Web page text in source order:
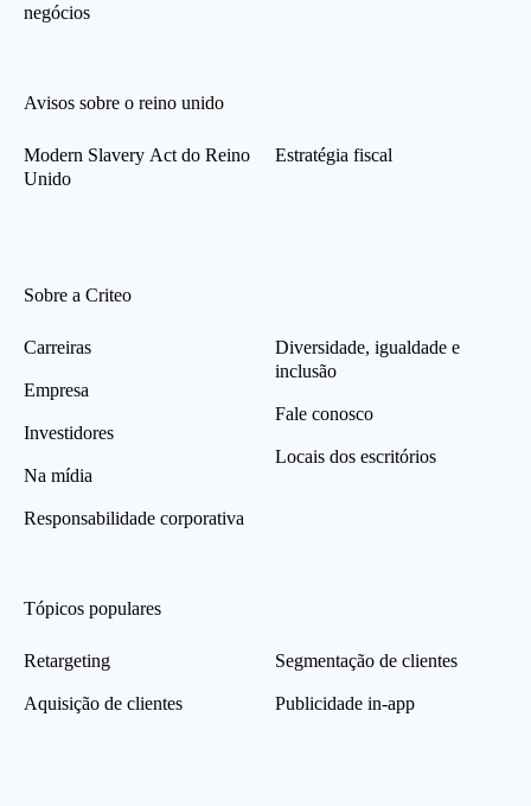
negócios
Avisos sobre o reino unido
Modern Slavery Act do Reino
Unido
Estratégia fiscal
Sobre a Criteo
Carreiras
Empresa
Investidores
Na mídia
Responsabilidade corporativa
Diversidade, igualdade e
inclusão
Fale conosco
Locais dos escritórios
Tópicos populares
Retargeting
Aquisição de clientes
Segmentação de clientes
Publicidade in-app